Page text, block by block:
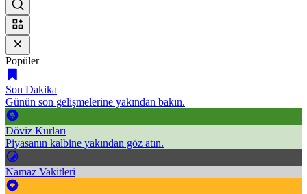
Popüler
Son Dakika
Günün son gelişmelerine yakından bakın.
Döviz Kurları
Piyasanın kalbine yakından göz atın.
Namaz Vakitleri